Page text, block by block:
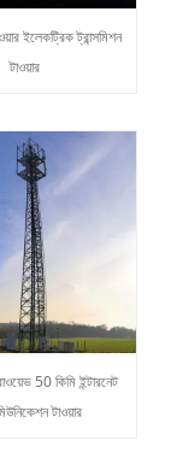
ইলেকট্রিক ট্রান্সমিশন
টাওয়ার
50 কিমি ইন্টারনেট
টাওয়ার